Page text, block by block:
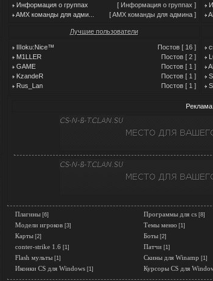
Информация о группаx
[ Информация о группах ]
AMX команды для адми...
[ AMX команды для админа ]
Лучшие пользователи
IIIoku:Nice™
Постов [ 16 ]
M1LLER
Постов [ 2 ]
GAME
Постов [ 1 ]
KzandeR
Постов [ 1 ]
Rus_Lan
Постов [ 1 ]
Реклама:
Плагины [6] Программы для cs [8]
Модели игроков [3] Темы меню [1]
Карты [2] Боты [2]
conter-strike 1.6 [1] Патчи [1]
Flash мульты [1] Скины для Winamp [1]
Иконки CS для Windows [1] Курсоры CS для